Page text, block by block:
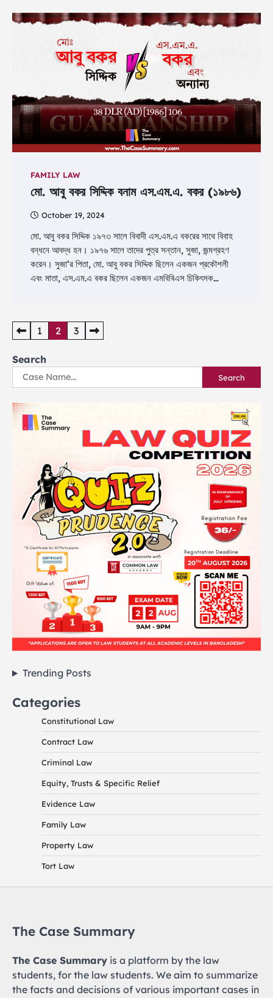
FAMILY LAW
মো. আবু বকর সিদ্দিক বনাম এস.এম.এ. বকর (১৯৮৬)
October 19, 2024
মো. আবু বকর সিদ্দিক ১৯৭৩ সালে বিবাদী এস.এম.এ বকরের সাথে বিবাহ
বন্ধনে আবদ্ধ হন। ১৯৭৬ সালে তাদের পুত্র সন্তান, সুজা, জন্মগ্রহণ
করেন। সুজা’র পিতা, মো. আবু বকর সিদ্দিক ছিলেন একজন প্রকৌশলী
এবং মাতা, এস.এম.এ বকর ছিলেন একজন এমবিবিএস চিকিৎসক…
Posts
1 2 3
Search
Search
Trending Posts
Categories
Constitutional Law
Contract Law
Criminal Law
Equity, Trusts & Specific Relief
Evidence Law
Family Law
Property Law
Tort Law
The Case Summary
The Case Summary is a platform by the law
students, for the law students. We aim to summarize
the facts and decisions of various important cases in